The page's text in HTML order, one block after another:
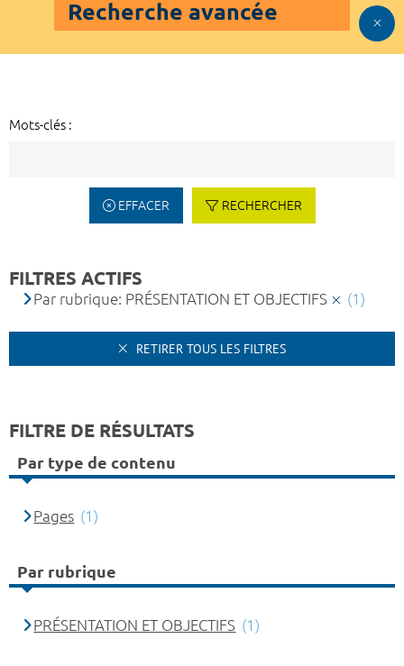
Recherche avancée
Mots-clés :
EFFACER RECHERCHER
FILTRES ACTIFS
Par rubrique: PRÉSENTATION ET OBJECTIFS (1)
RETIRER TOUS LES FILTRES
FILTRE DE RÉSULTATS
Par type de contenu
Pages (1)
Par rubrique
PRÉSENTATION ET OBJECTIFS (1)